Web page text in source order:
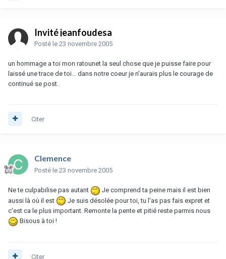
Invité jeanfoudesa
Posté le 23 novembre 2005
un hommage a toi mon ratounet la seul chose que je puisse faire pour
laissé une trace de toi... dans notre coeur je n'aurais plus le courage de
continué se post.
Citer
Clemence
Posté le 23 novembre 2005
Ne te culpabilise pas autant
Je comprend ta peine mais il est bien
aussi là où il est
Je suis désolée pour toi, tu l'as pas fais expret et
c'est ca le plus important. Remonte la pente et pitié reste parmis nous
Bisous à toi !
Citer